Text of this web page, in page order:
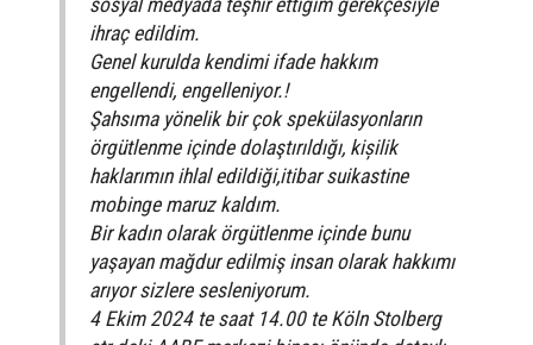
sosyal medyada teşhir ettiğim gerekçesiyle
ihraç edildim.
Genel kurulda kendimi ifade hakkım
engellendi, engelleniyor.!
Şahsıma yönelik bir çok spekülasyonların
örgütlenme içinde dolaştırıldığı, kișilik
haklarımın ihlal edildiği,itibar suikastine
mobinge maruz kaldım.
Bir kadın olarak örgütlenme içinde bunu
yaşayan mağdur edilmiş insan olarak hakkımı
arıyor sizlere sesleniyorum.
4 Ekim 2024 te saat 14.00 te Köln Stolberg